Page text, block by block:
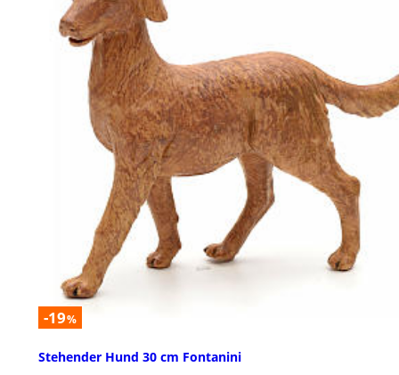
-19%
Stehender Hund 30 cm Fontanini